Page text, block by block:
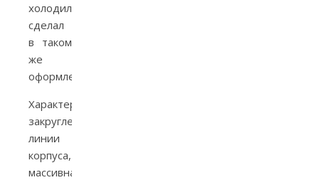
холодильник
сделал
в таком
же
оформлении.
Характерные
закругленные
линии
корпуса,
массивная